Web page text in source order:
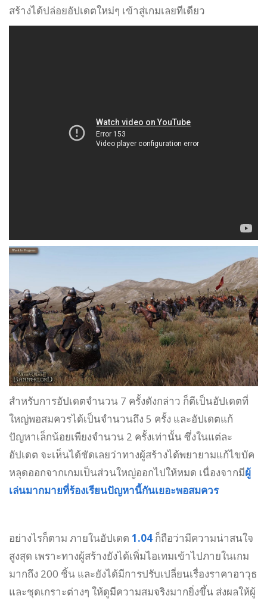
สร้างได้ปล่อยอัปเดตใหม่ๆ เข้าสู่เกมเลยทีเดียว
สำหรับการอัปเดตจำนวน 7 ครั้งดังกล่าว ก็ตีเป็นอัปเดตที่
ใหญ่พอสมควรได้เป็นจำนวนถึง 5 ครั้ง และอัปเดตแก้
ปัญหาเล็กน้อยเพียงจำนวน 2 ครั้งเท่านั้น ซึ่งในแต่ละ
อัปเดต จะเห็นได้ชัดเลยว่าทางผู้สร้างได้พยายามแก้ไขบัค
หลุดออกจากเกมเป็นส่วนใหญ่ออกไปให้หมด เนื่องจากมีผู้
เล่นมากมายที่ร้องเรียนปัญหานี้กันเยอะพอสมควร
อย่างไรก็ตาม ภายในอัปเดต 1.04 ก็ถือว่ามีความน่าสนใจ
สูงสุด เพราะทางผู้สร้างยังได้เพิ่มไอเทมเข้าไปภายในเกม
มากถึง 200 ชิ้น และยังได้มีการปรับเปลี่ยนเรื่องราคาอาวุธ
และชุดเกราะต่างๆ ให้ดูมีความสมจริงมากยิ่งขึ้น ส่งผลให้ผู้